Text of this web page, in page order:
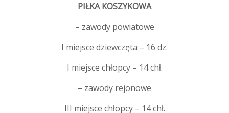
PIŁKA KOSZYKOWA
– zawody powiatowe
I miejsce dziewczęta – 16 dz.
I miejsce chłopcy – 14 chł.
– zawody rejonowe
III miejsce chłopcy – 14 chł.